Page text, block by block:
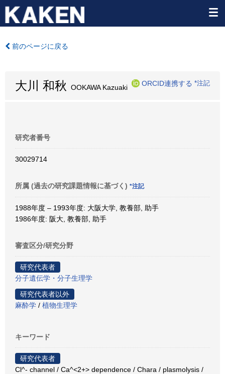
前のページに戻る
大川 和秋 OOKAWA Kazuaki
ORCID連携する *注記
研究者番号
30029714
所属 (過去の研究課題情報に基づく) *注記
1988年度 – 1993年度: 大阪大学, 教養部, 助手
1986年度: 阪大, 教養部, 助手
審査区分/研究分野
研究代表者
分子遺伝学・分子生理学
研究代表者以外
麻酔学 / 植物生理学
キーワード
研究代表者
Cl^- channel / Ca^<2+> dependence / Chara / plasmolysis /